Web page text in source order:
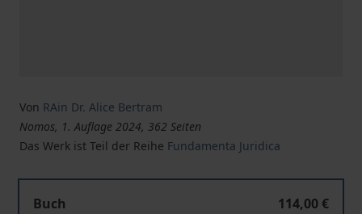
Von RAin Dr. Alice Bertram
Nomos, 1. Auflage 2024, 362 Seiten
Das Werk ist Teil der Reihe Fundamenta Juridica
Buch
114,00 €